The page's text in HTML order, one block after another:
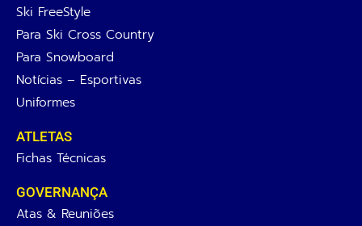
Ski FreeStyle
Para Ski Cross Country
Para Snowboard
Notícias – Esportivas
Uniformes
ATLETAS
Fichas Técnicas
GOVERNANÇA
Atas & Reuniões